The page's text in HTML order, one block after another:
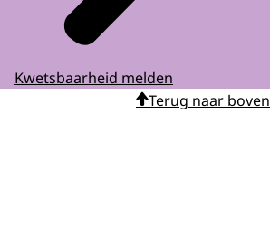
Kwetsbaarheid melden
Terug naar boven